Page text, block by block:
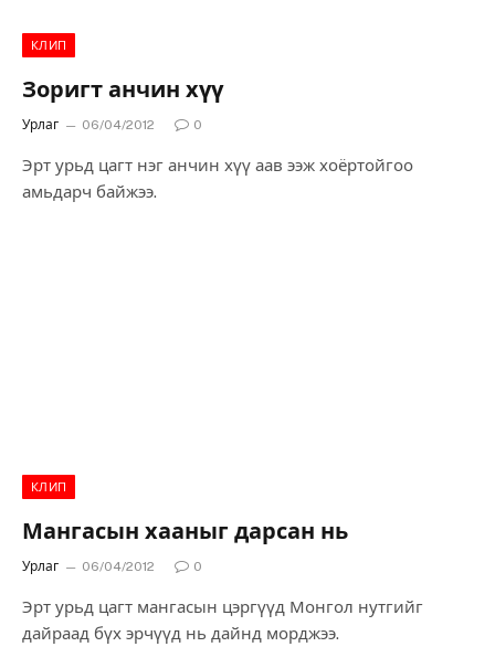
КЛИП
Зоригт анчин хүү
Урлаг 06/04/2012 0
Эрт урьд цагт нэг анчин хүү аав ээж хоёртойгоо
амьдарч байжээ.
КЛИП
Мангасын хааныг дарсан нь
Урлаг 06/04/2012 0
Эрт урьд цагт мангасын цэргүүд Монгол нутгийг
дайраад бүх эрчүүд нь дайнд морджээ.